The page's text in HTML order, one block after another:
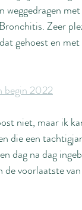
Zeer
gehoest en
begin 2022
niet, maar ik
die een
dag na dag
voorlaatste